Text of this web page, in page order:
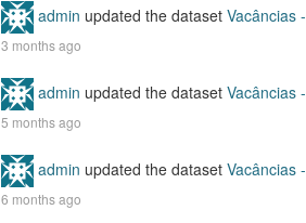
admin updated the dataset Vacâncias
3 months ago
admin updated the dataset Vacâncias
5 months ago
admin updated the dataset Vacâncias
6 months ago